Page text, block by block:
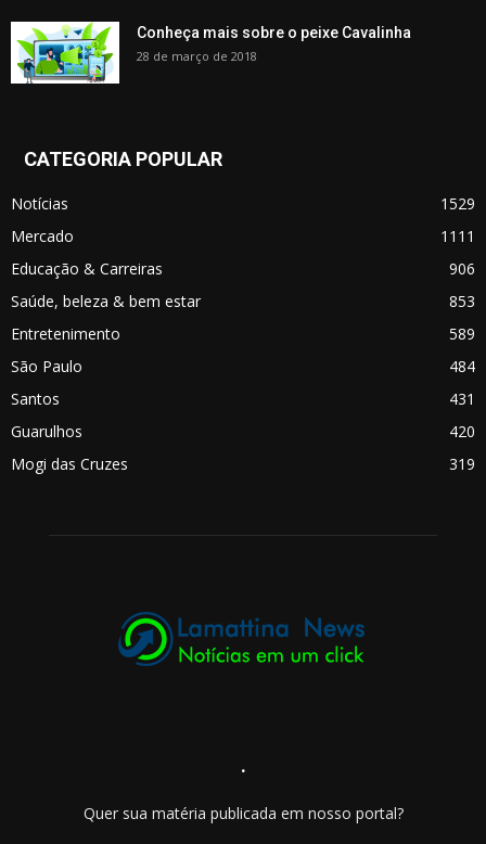
Conheça mais sobre o peixe Cavalinha
28 de março de 2018
CATEGORIA POPULAR
Notícias
1529
Mercado
1111
Educação & Carreiras
906
Saúde, beleza & bem estar
853
Entretenimento
589
São Paulo
484
Santos
431
Guarulhos
420
Mogi das Cruzes
319
.
Quer sua matéria publicada em nosso portal?